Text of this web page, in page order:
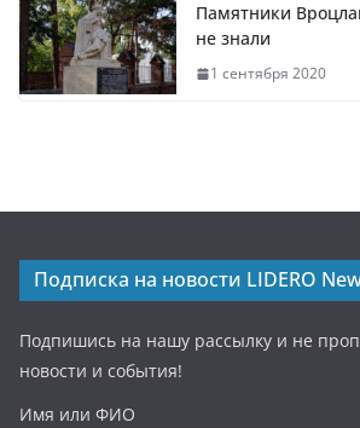
Памятники
не знали
1 сентября 2020
Подписка на новости LIDERO
Подпишись на нашу рассылку и не
новости и события!
Имя или ФИО